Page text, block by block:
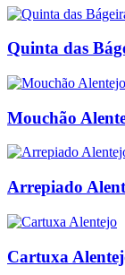
Quinta das
Mouchão
Arrepiado
Cartuxa